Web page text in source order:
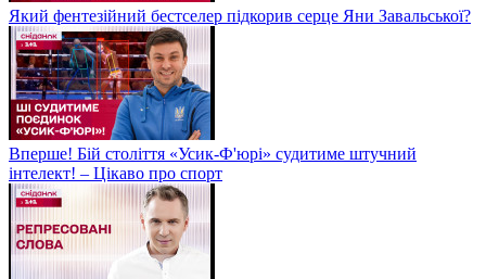
Який фентезійний бестселер підкорив серце Яни Завальської?
Вперше! Бій століття «Усик-Ф'юрі» судитиме штучний
інтелект! – Цікаво про спорт